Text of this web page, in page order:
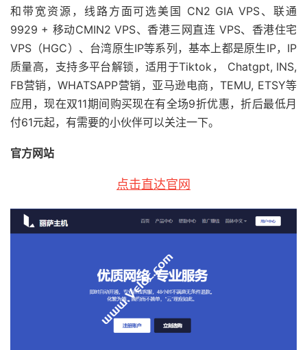
和带宽资源，线路方面可选美国 CN2 GIA VPS、联通
9929 + 移动CMIN2 VPS、香港三网直连 VPS、香港住宅
VPS（HGC）、台湾原生IP等系列，基本上都是原生IP，IP
质量高，支持多平台解锁，适用于Tiktok， Chatgpt, INS,
FB营销，WHATSAPP营销，亚马逊电商，TEMU, ETSY等
应用，现在双11期间购买现在有全场9折优惠，折后最低月
付61元起，有需要的小伙伴可以关注一下。
官方网站
点击直达官网